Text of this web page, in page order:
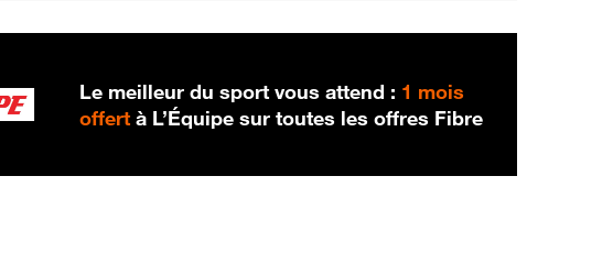
Le meilleur du sport vous attend : 1 mois
offert à L’Équipe sur toutes les offres Fibre